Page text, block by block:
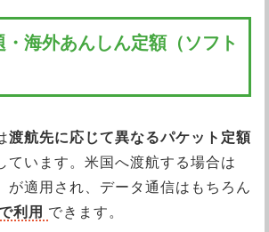
・海外あんしん定額（ソフト
渡航先に応じて異なるパケット定額
ています。米国へ渡航する場合は
が適用され、データ通信はもちろん
利用 できます。